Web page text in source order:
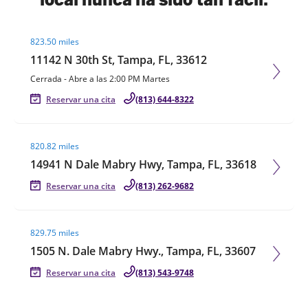
823.50 miles
11142 N 30th St, Tampa, FL, 33612
Cerrada -Abre a las2:00 PM Martes
Reservar una cita
(813) 644-8322
820.82 miles
14941 N Dale Mabry Hwy, Tampa, FL, 33618
Reservar una cita (813) 262-9682
829.75 miles
1505 N. Dale Mabry Hwy., Tampa, FL, 33607
Reservar una cita (813) 543-9748